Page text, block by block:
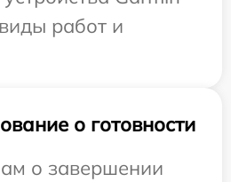
работ и
о готовности
о завершении